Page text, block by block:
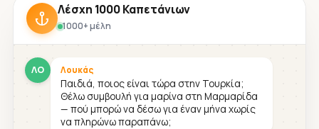
Λέσχη 1000 Καπετάνιων
1000+ μέλη
ΛΟ Λουκάς
Παιδιά, ποιος είναι τώρα στην Τουρκία;
Θέλω συμβουλή για μαρίνα στη Μαρμαρίδα
— πού μπορώ να δέσω για έναν μήνα χωρίς
να πληρώνω παραπάνω;